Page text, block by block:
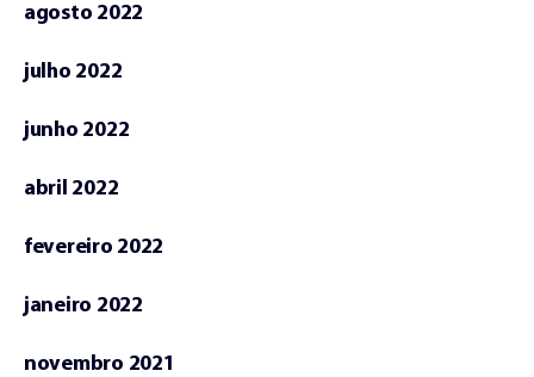
agosto 2022
julho 2022
junho 2022
abril 2022
fevereiro 2022
janeiro 2022
novembro 2021